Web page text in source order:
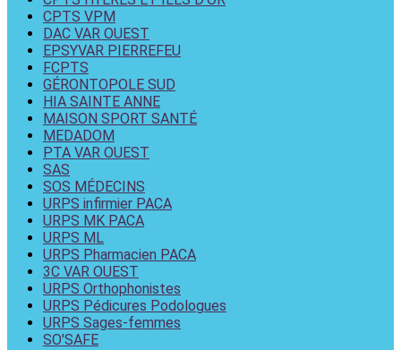
CPTS VPM
DAC VAR OUEST
EPSYVAR PIERREFEU
FCPTS
GÉRONTOPOLE SUD
HIA SAINTE ANNE
MAISON SPORT SANTÉ
MEDADOM
PTA VAR OUEST
SAS
SOS MÉDECINS
URPS infirmier PACA
URPS MK PACA
URPS ML
URPS Pharmacien PACA
3C VAR OUEST
URPS Orthophonistes
URPS Pédicures Podologues
URPS Sages-femmes
SO'SAFE